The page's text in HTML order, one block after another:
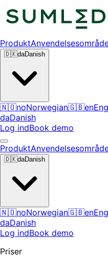
Produkt
🇩🇰daDanish
🇳🇴noNorwegian🇬🇧en
daDanish
Log indBook demo
Produkt
🇩🇰daDanish
🇳🇴noNorwegian🇬🇧en
daDanish
Log indBook demo
Priser